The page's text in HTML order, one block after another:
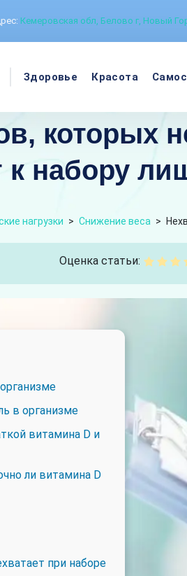
Кемеровская обл, Белово г, Новый
Здоровье Красота
которых
к набору
нагрузки > Снижение веса >
Оценка статьи:
в организме
витамина D и
ли витамина D
при наборе